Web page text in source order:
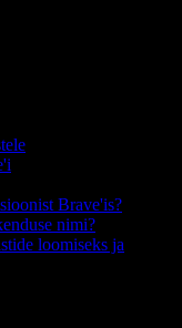
Bra­ve'is?
nimi?
loomiseks ja